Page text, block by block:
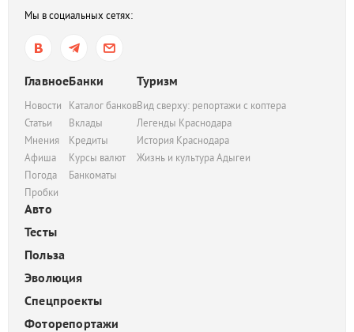
Мы в социальных сетях:
Главное
Новости
Статьи
Мнения
Афиша
Погода
Пробки
Банки
Каталог банков
Вклады
Кредиты
Курсы валют
Банкоматы
Туризм
Вид сверху: репортажи с коптера
Легенды Краснодара
История Краснодара
Жизнь и культура Адыгеи
Авто
Тесты
Польза
Эволюция
Спецпроекты
Фоторепортажи